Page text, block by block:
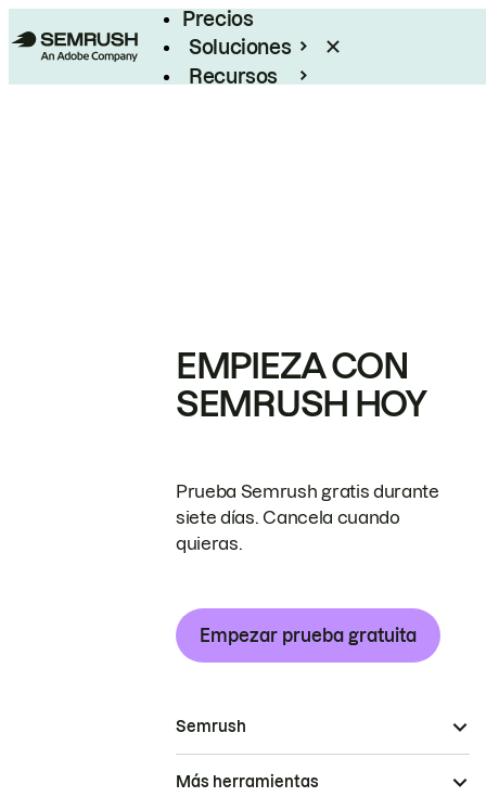
Precios
Soluciones
Recursos
EMPIEZA CON
SEMRUSH HOY
Prueba Semrush gratis durante
siete días. Cancela cuando
quieras.
Empezar prueba gratuita
Semrush
Más herramientas